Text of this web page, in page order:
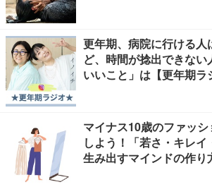
更年期、病院に行ける人
ど、時間が捻出できない
いいこと」は【更年期ラ
マイナス10歳のファッ
しよう！「若さ・キレ
生み出すマインドの作り